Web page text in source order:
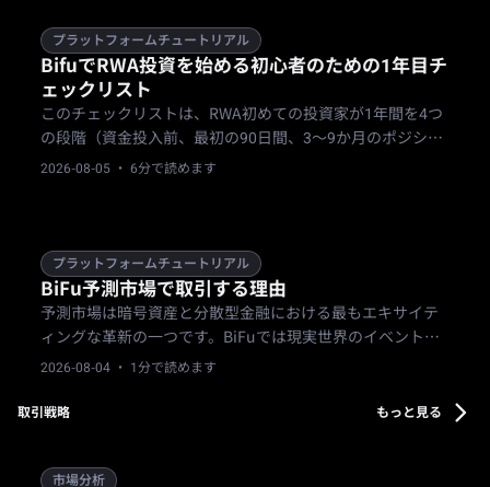
プラットフォームチュートリアル
BifuでRWA投資を始める初心者のための1年目チ
ェックリスト
このチェックリストは、RWA初めての投資家が1年間を4つ
の段階（資金投入前、最初の90日間、3～9か月のポジショ
ン構築、年末の見直し）に分けて進めるためのガイドで
2026-08-05 · 6分で読めます
プラットフォームチュートリアル
BiFu予測市場で取引する理由
予測市場は暗号資産と分散型金融における最もエキサイテ
ィングな革新の一つです。BiFuでは現実世界のイベントを
USDCで取引でき、初心者でも簡単に始められます。このガ
す。
2026-08-04 · 1分で読めます
取引戦略 もっと見る
市場分析